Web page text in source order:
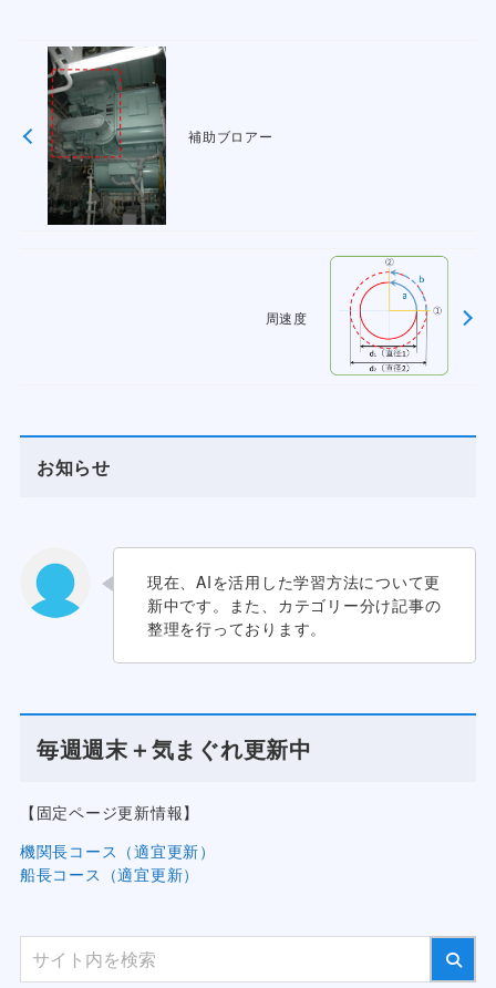
補助ブロアー
周速度
お知らせ
現在、AIを活用した学習方法について更
新中です。また、カテゴリー分け記事の
整理を行っております。
毎週週末＋気まぐれ更新中
【固定ページ更新情報】
機関長コース（適宜更新）
船長コース（適宜更新）